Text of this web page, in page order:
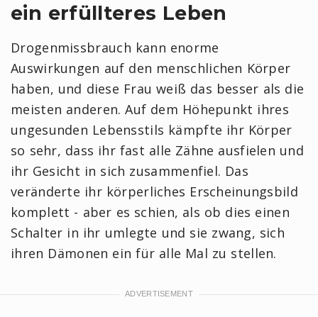
ein erfüllteres Leben
Drogenmissbrauch kann enorme
Auswirkungen auf den menschlichen Körper
haben, und diese Frau weiß das besser als die
meisten anderen. Auf dem Höhepunkt ihres
ungesunden Lebensstils kämpfte ihr Körper
so sehr, dass ihr fast alle Zähne ausfielen und
ihr Gesicht in sich zusammenfiel. Das
veränderte ihr körperliches Erscheinungsbild
komplett - aber es schien, als ob dies einen
Schalter in ihr umlegte und sie zwang, sich
ihren Dämonen ein für alle Mal zu stellen.